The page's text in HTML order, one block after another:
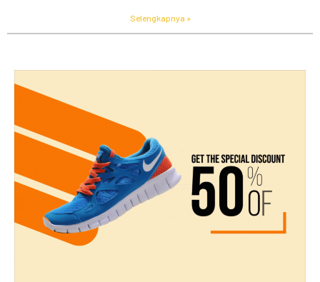
Selengkapnya »